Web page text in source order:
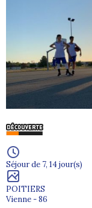
Séjour de 7, 14 jour(s)
POITIERS
Vienne - 86